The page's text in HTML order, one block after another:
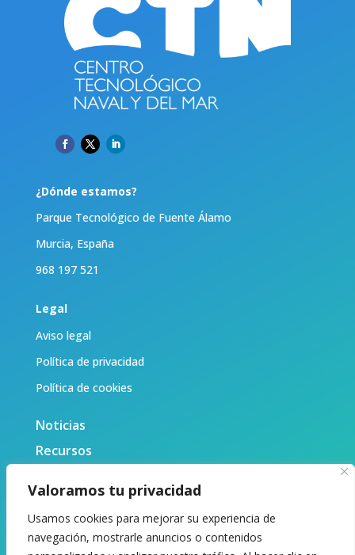
Valoramos tu privacidad
Usamos cookies para mejorar su experiencia de
navegación, mostrarle anuncios o contenidos
¿Dónde estamos?
Parque Tecnológico de Fuente Álamo
Murcia, España
968 197 521
Legal
Aviso legal
Política de privacidad
Política de cookies
Noticias
Recursos
Sobre nosotras
Contacto